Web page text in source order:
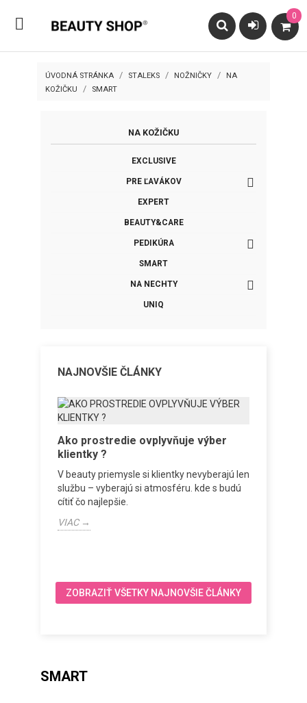
 0
ÚVODNÁ STRÁNKA STALEKS NOŽNIČKY
NA
KOŽIČKU
SMART
NA KOŽIČKU
EXCLUSIVE
PRE ĽAVÁKOV 
EXPERT
BEAUTY&CARE
PEDIKÚRA 
SMART
NA NECHTY 
UNIQ
NAJNOVŠIE ČLÁNKY
Ako prostredie ovplyvňuje výber
klientky ?
V beauty priemysle si klientky nevyberajú len
službu – vyberajú si atmosféru. kde s budú
cítiť čo najlepšie.
VIAC →
ZOBRAZIŤ VŠETKY NAJNOVŠIE ČLÁNKY
SMART